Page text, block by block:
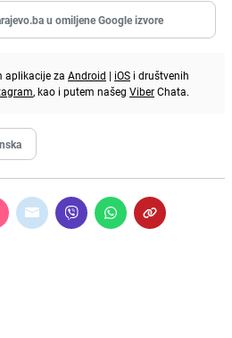
u omiljene Google izvore
aplikacije za Android | iOS i društvenih
, kao i putem našeg ViberChata.